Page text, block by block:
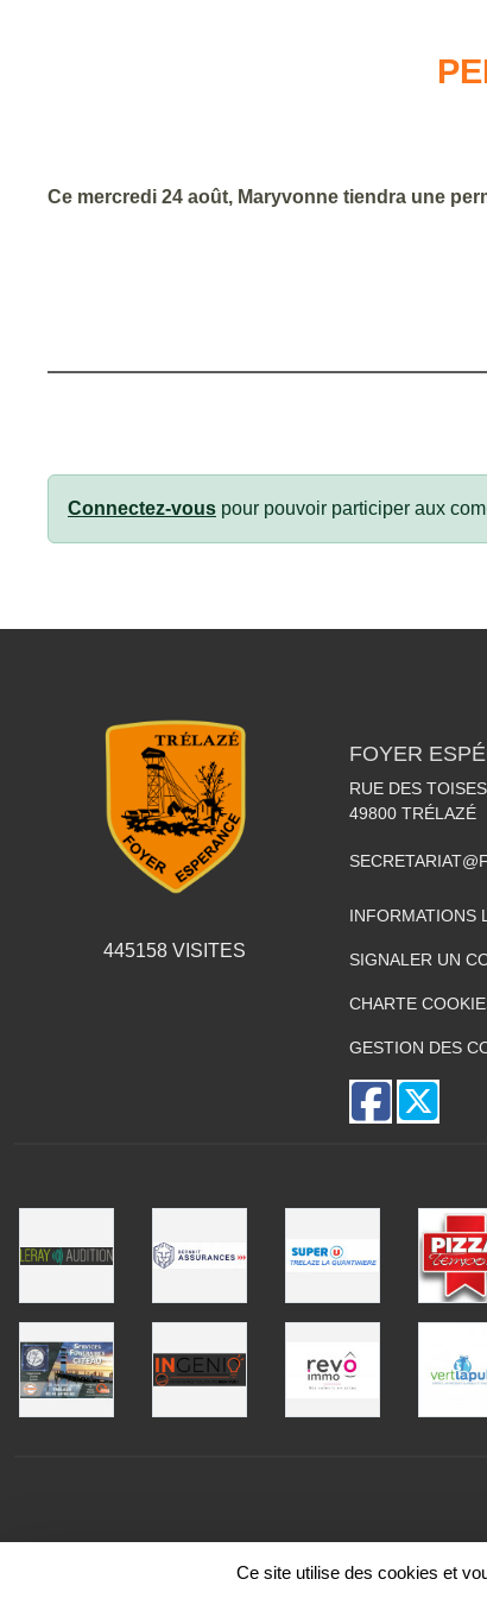
Ce mercredi 24 août, Maryvonne tiendra une
Connectez-vous pour pouvoir participer aux
445158 VISITES
FOYER
RUE DES TOISES
49800 TRÉLAZÉ
INFORMATIONS
SIGNALER UN
CHARTE
GESTION DES
Ce site utilise des cookies et